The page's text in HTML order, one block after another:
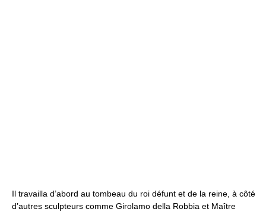
Il travailla d’abord au tombeau du roi défunt et de la reine, à côté
d’autres sculpteurs comme Girolamo della Robbia et Maître